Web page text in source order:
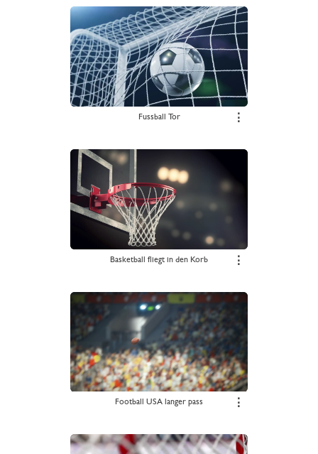
Fussball Tor ⋮
Basketball fliegt in den Korb ⋮
Football USA langer pass ⋮